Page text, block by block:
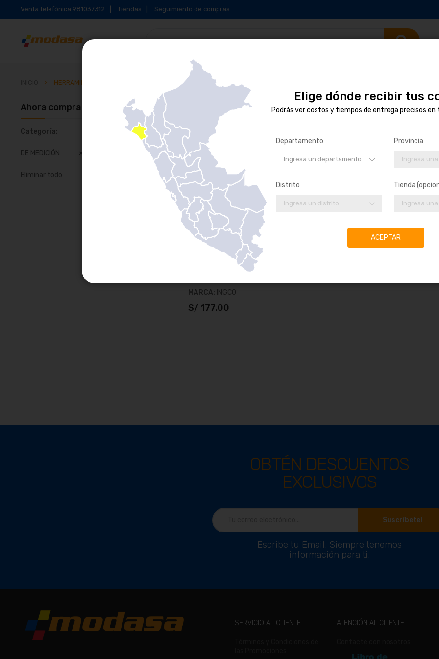
Venta telefónica 981037312 Tiendas Seguimiento de compras
HERRAMIENTAS Y MAQUINARIA
Ahora comprando por
Categoría
DE MEDICIÓN
Eliminar todo
Lista artículo
MEDIDOR DE DISTANCIA LÁSER
MARCA: INGCO
S/ 177.00
OBTÉN DESCUENTOS
EXCLUSIVOS
Suscríbete!
Escribe tu Email. Siempre tenemos
información para ti.
SERVICIO AL CLIENTE ATENCIÓN AL CLIENTE
Elige dónde recibir tus
Podrás ver costos y tiempos de entrega precisos en
Departamento
Ingresa un departamento
Provincia
Ingresa
Distrito
Ingresa un distrito
Tienda
Ingresa
ACEPTAR